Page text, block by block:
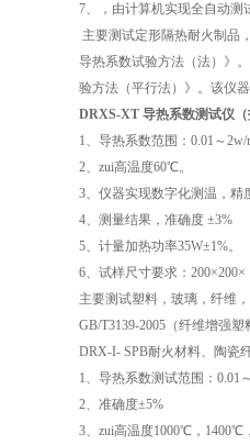
7、，由计算机实现全自动测
主要测试定形隔热耐火制品
导热系数试验方法（法）》。
验方法（平行法）》。该仪
DRXS-XT 导热系数测试仪
1、导热系数范围： 0.01 ～2w/
2、zui高温度60℃。
3、仪器实现数字化测温，精
4、测量结果，准确度 ±3%
5、计量加热功率35W±1%。
6、试样尺寸要求： 200×200×
主要测试塑料，玻璃，纤维
GB/T3139-2005 （纤维增强
DRX-I- SPB耐火材料、陶瓷
1、导热系数测试范围： 0.01
2、准确度±5%
3、zui高温度1000℃ ， 1400℃